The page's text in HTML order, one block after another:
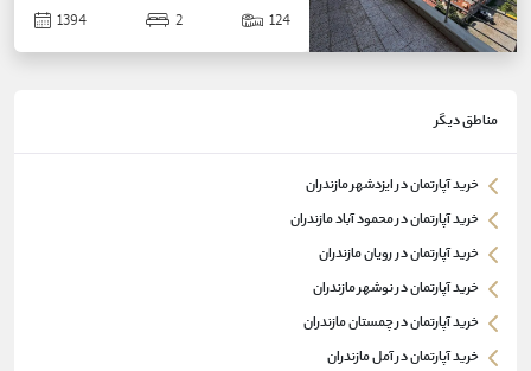
124
2
1394
مناطق دیگر
خرید آپارتمان در ایزدشهر مازندران
خرید آپارتمان در محمود آباد مازندران
خرید آپارتمان در رویان مازندران
خرید آپارتمان در نوشهر مازندران
خرید آپارتمان در چمستان مازندران
خرید آپارتمان در آمل مازندران